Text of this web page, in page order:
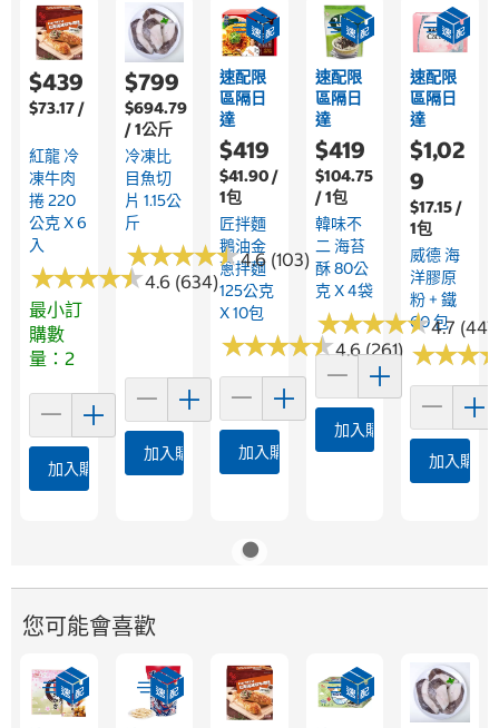
$439
$73.17 /
紅龍 冷
凍牛肉
捲 220
公克 X 6
入
★★★★★
★★★★★4.6 (634)
最小訂
購數
量：2
加入購物車
$799
$694.79
/ 1公斤
冷凍比
目魚切
片 1.15公
斤
★★★★★
★★★★★4.6 (103)
加入購物車
速配限
區隔日
達
$419
$41.90 /
1包
匠拌麵
鵝油金
蔥拌麵
125公克
X 10包
★★★★★
★★★★★4.6 (261)
加入購物車
速配限
區隔日
達
$419
$104.75
/ 1包
韓味不
二 海苔
酥 80公
克 X 4袋
★★★★★
★★★★★4.7
加入購物車
速配限
區隔日
達
$1,02
9
$17.15 /
1包
威德 海
洋膠原
粉 + 鐵
60 包
★★★
★★★
加入購物
您可能會喜歡